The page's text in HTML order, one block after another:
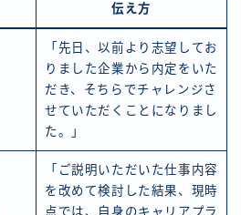
伝え方
「先日、以前より志望してお
りました企業から内定をいた
だき、そちらでチャレンジさ
せていただくことになりまし
た。」
「ご説明いただいた仕事内容
を改めて検討した結果、現時
点では、自身のキャリアプラ